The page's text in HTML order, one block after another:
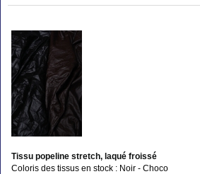
Tissu popeline stretch, laqué froissé
Coloris des tissus en stock : Noir - Choco